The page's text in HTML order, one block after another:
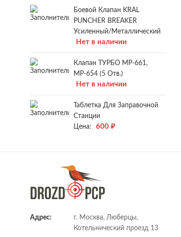
Боевой Клапан KRAL
PUNCHER BREAKER
Усиленный/металлический
Нет в наличии
Клапан ТУРБО МР-661,
МР-654 (5 Отв.)
Нет в наличии
Таблетка Для Заправочной
Станции
Цена:
600 ₽
Адрес:
г. Москва, Люберцы,
Котельнический проезд 13